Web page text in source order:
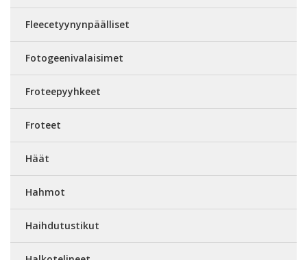
Fleecetyynynpäälliset
Fotogeenivalaisimet
Froteepyyhkeet
Froteet
Häät
Hahmot
Haihdutustikut